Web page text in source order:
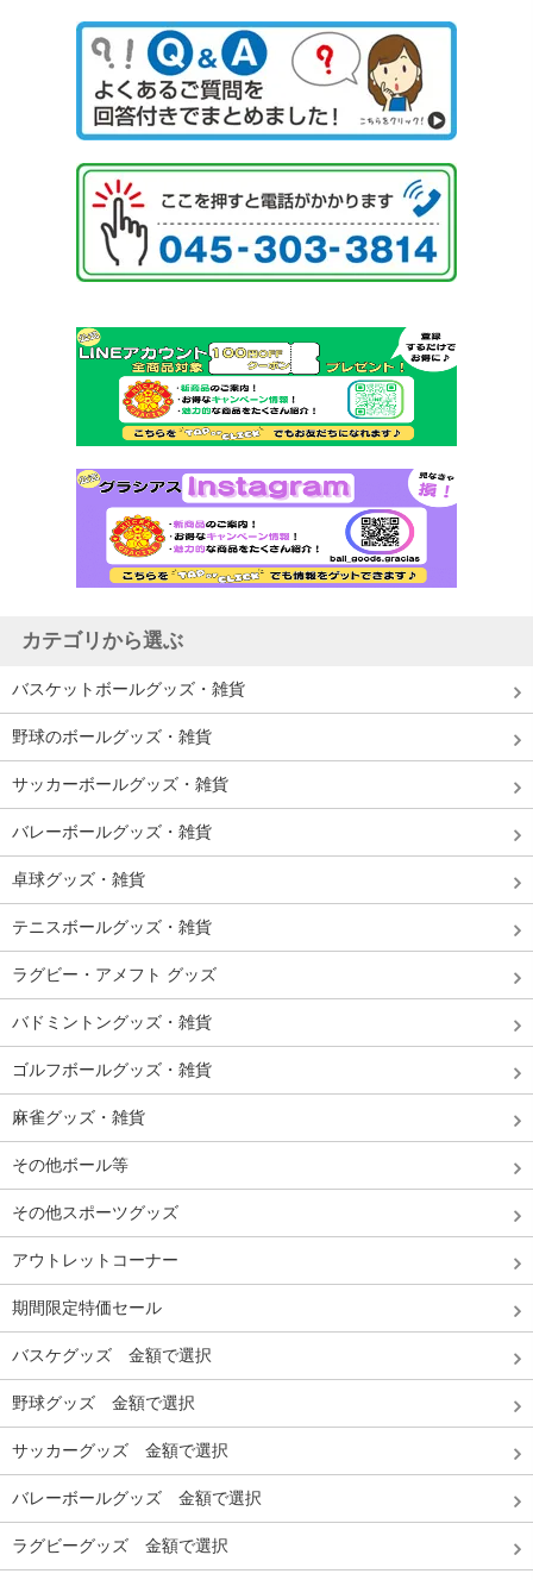
カテゴリから選ぶ
バスケットボールグッズ・雑貨
野球のボールグッズ・雑貨
サッカーボールグッズ・雑貨
バレーボールグッズ・雑貨
卓球グッズ・雑貨
テニスボールグッズ・雑貨
ラグビー・アメフト グッズ
バドミントングッズ・雑貨
ゴルフボールグッズ・雑貨
麻雀グッズ・雑貨
その他ボール等
その他スポーツグッズ
アウトレットコーナー
期間限定特価セール
バスケグッズ 金額で選択
野球グッズ 金額で選択
サッカーグッズ 金額で選択
バレーボールグッズ 金額で選択
ラグビーグッズ 金額で選択